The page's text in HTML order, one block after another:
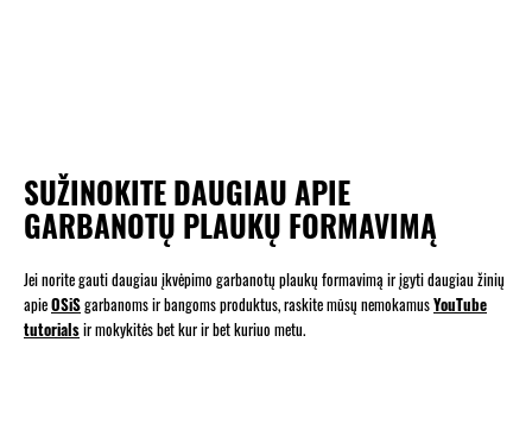
SUŽINOKITE DAUGIAU APIE
GARBANOTŲ PLAUKŲ FORMAVIMĄ
Jei norite gauti daugiau įkvėpimo garbanotų plaukų formavimą ir įgyti daugiau žinių
apieOSiSgarbanoms ir bangoms produktus, raskite mūsų nemokamusYouTube
tutorialsir mokykitės bet kur ir bet kuriuo metu.